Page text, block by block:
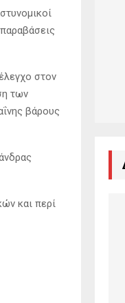
στον
των
βάρους
και περί